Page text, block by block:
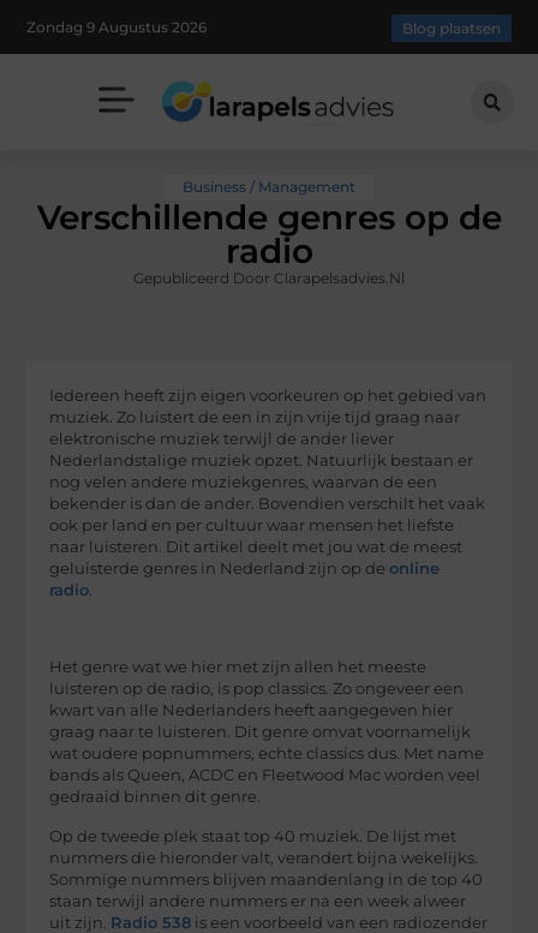
Zondag 9 Augustus 2026 Blog plaatsen
Business / Management
Verschillende genres op de
radio
Gepubliceerd Door Clarapelsadvies.nl
Iedereen heeft zijn eigen voorkeuren op het gebied van
muziek. Zo luistert de een in zijn vrije tijd graag naar
elektronische muziek terwijl de ander liever
Nederlandstalige muziek opzet. Natuurlijk bestaan er
nog velen andere muziekgenres, waarvan de een
bekender is dan de ander. Bovendien verschilt het vaak
ook per land en per cultuur waar mensen het liefste
naar luisteren. Dit artikel deelt met jou wat de meest
geluisterde genres in Nederland zijn op deonline
radio
Het genre wat we hier met zijn allen het meeste
luisteren op de radio, is pop classics. Zo ongeveer een
kwart van alle Nederlanders heeft aangegeven hier
graag naar te luisteren. Dit genre omvat voornamelijk
wat oudere popnummers, echte classics dus. Met name
bands als Queen, ACDC en Fleetwood Mac worden veel
gedraaid binnen dit genre.
Op de tweede plek staat top 40 muziek. De lijst met
nummers die hieronder valt, verandert bijna wekelijks.
Sommige nummers blijven maandenlang in de top 40
staan terwijl andere nummers er na een week alweer
uit zijn. Radio 538 is een voorbeeld van een radiozender